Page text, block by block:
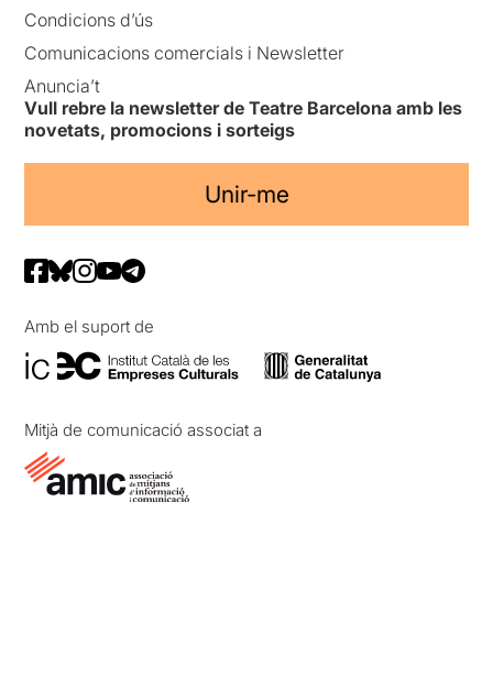
Condicions d’ús
Comunicacions comercials i Newsletter
Anuncia’t
Vull rebre la newsletter de Teatre Barcelona amb les
novetats, promocions i sorteigs
Unir-me
Amb el suport de
Mitjà de comunicació associat a